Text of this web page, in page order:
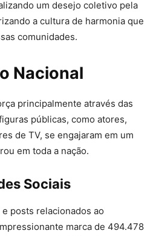
um desejo coletivo pela
a cultura de harmonia que
comunidades.
Nacional
principalmente através das
públicas, como atores,
de TV, se engajaram em um
em toda a nação.
Sociais
posts relacionados ao
marca de 494.478